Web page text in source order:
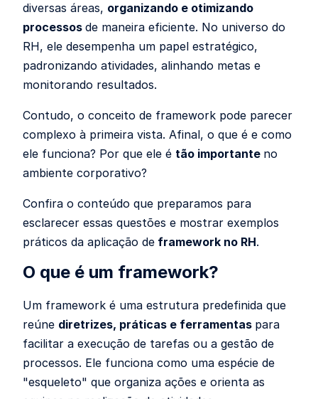
diversas áreas, organizando e otimizando
processos de maneira eficiente. No universo do
RH, ele desempenha um papel estratégico,
padronizando atividades, alinhando metas e
monitorando resultados.
Contudo, o conceito de framework pode parecer
complexo à primeira vista. Afinal, o que é e como
ele funciona? Por que ele é tão importante no
ambiente corporativo?
Confira o conteúdo que preparamos para
esclarecer essas questões e mostrar exemplos
práticos da aplicação de framework no RH.
O que é um framework?
Um framework é uma estrutura predefinida que
reúne diretrizes, práticas e ferramentas para
facilitar a execução de tarefas ou a gestão de
processos. Ele funciona como uma espécie de
"esqueleto" que organiza ações e orienta as